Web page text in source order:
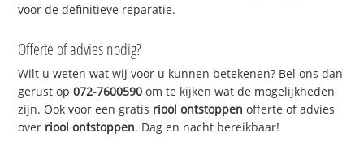
voor de definitieve reparatie.
Offerte of advies nodig?
Wilt u weten wat wij voor u kunnen betekenen? Bel ons dan
gerust op072-7600590 om te kijken wat de mogelijkheden
zijn. Ook voor een gratis riool ontstoppen offerte of advies
over riool ontstoppen. Dag en nacht bereikbaar!